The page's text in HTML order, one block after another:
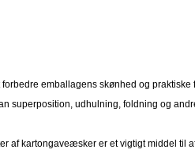
emballagens skønhed og
superposition, udhulning, foldning og
af kartongaveæsker er et vigtigt middel til